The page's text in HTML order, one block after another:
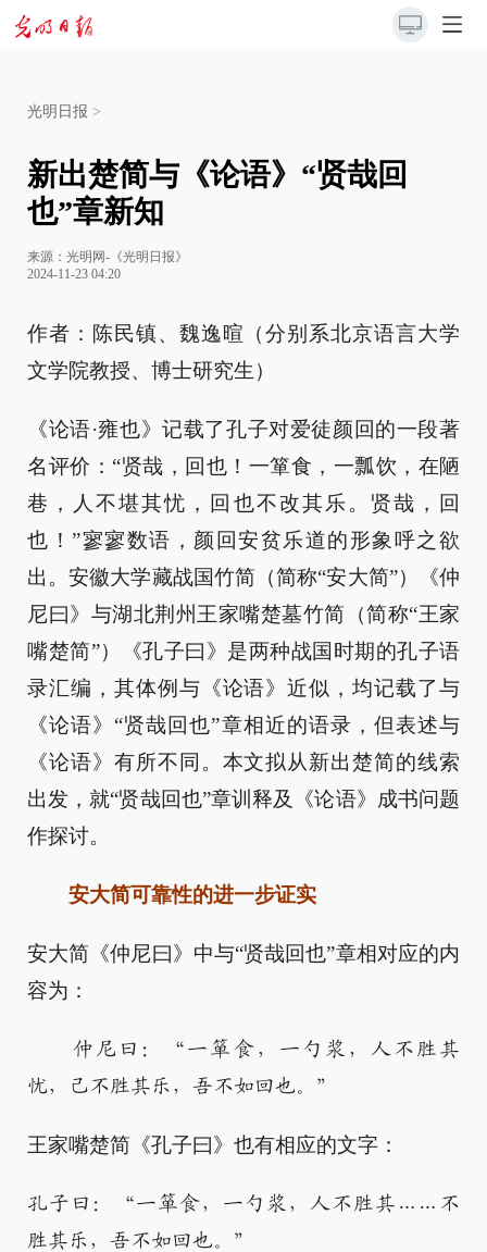
光明日报 >
新出楚简与《论语》“贤哉回
也”章新知
来源： 光明网-《光明日报》
2024-11-23 04:20
作者：陈民镇、魏逸暄（分别系北京语言大学
文学院教授、博士研究生）
《论语·雍也》记载了孔子对爱徒颜回的一段著
名评价：“贤哉，回也！一箪食，一瓢饮，在陋
巷，人不堪其忧，回也不改其乐。贤哉，回
也！”寥寥数语，颜回安贫乐道的形象呼之欲
出。安徽大学藏战国竹简（简称“安大简”）《仲
尼曰》与湖北荆州王家嘴楚墓竹简（简称“王家
嘴楚简”）《孔子曰》是两种战国时期的孔子语
录汇编，其体例与《论语》近似，均记载了与
《论语》“贤哉回也”章相近的语录，但表述与
《论语》有所不同。本文拟从新出楚简的线索
出发，就“贤哉回也”章训释及《论语》成书问题
作探讨。
安大简可靠性的进一步证实
安大简《仲尼曰》中与“贤哉回也”章相对应的内
容为：
仲尼曰：“一箪食，一勺浆，人不胜其
忧，己不胜其乐，吾不如回也。”
王家嘴楚简《孔子曰》也有相应的文字：
孔子曰：“一箪食，一勺浆，人不胜其……不
胜其乐，吾不如回也。”